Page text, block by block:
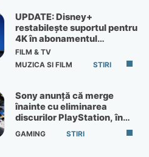
UPDATE: Disney+
restabilește suportul pentru
4K în abonamentul
Premium
FILM & TV
MUZICA SI FILM
STIRI
Sony anunță că merge
înainte cu eliminarea
discurilor PlayStation, în
ciuda protestelor
GAMING STIRI